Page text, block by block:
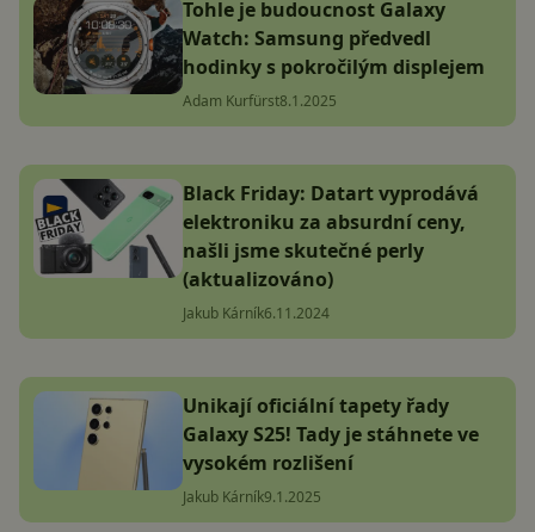
Tohle je budoucnost Galaxy
Watch: Samsung předvedl
hodinky s pokročilým displejem
Adam Kurfürst8.1.2025
Black Friday: Datart vyprodává
elektroniku za absurdní ceny,
našli jsme skutečné perly
(aktualizováno)
Jakub Kárník6.11.2024
Unikají oficiální tapety řady
Galaxy S25! Tady je stáhnete ve
vysokém rozlišení
Jakub Kárník9.1.2025